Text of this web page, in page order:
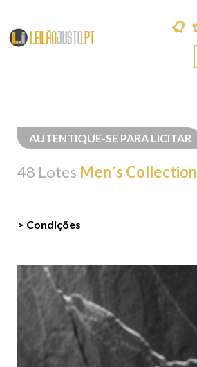
AUTENTIQUE-SE PARA LICITAR
48 Lotes Men´s Collection
> Condições